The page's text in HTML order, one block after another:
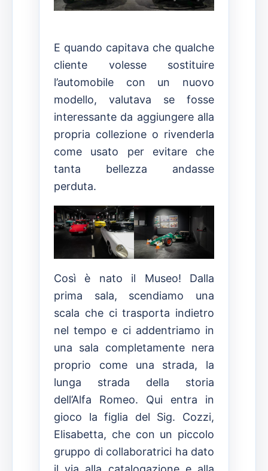
E quando capitava che qualche
cliente volesse sostituire
l’automobile con un nuovo
modello, valutava se fosse
interessante da aggiungere alla
propria collezione o rivenderla
come usato per evitare che
tanta bellezza andasse
perduta.
Così è nato il Museo! Dalla
prima sala, scendiamo una
scala che ci trasporta indietro
nel tempo e ci addentriamo in
una sala completamente nera
proprio come una strada, la
lunga strada della storia
dell’Alfa Romeo. Qui entra in
gioco la figlia del Sig. Cozzi,
Elisabetta, che con un piccolo
gruppo di collaboratrici ha dato